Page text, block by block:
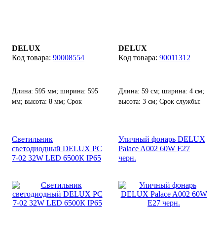
DELUX
90008554
Длина: 595 мм; ширина: 595
мм; высота: 8 мм; Срок
DELUX
90011312
Длина: 59 см; ширина: 4 см;
высота: 3 см; Срок службы:
Светильник
светодиодный DELUX PC
7-02 32W LED 6500К IP65
Уличный фонарь DELUX
Palace A002 60W E27
черн.